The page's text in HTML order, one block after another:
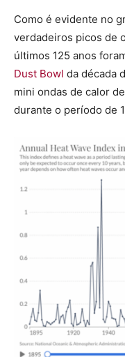
Como é evidente no
verdadeiros picos de
últimos 125 anos
Dust Bowl da década
mini ondas de calor
durante o período de